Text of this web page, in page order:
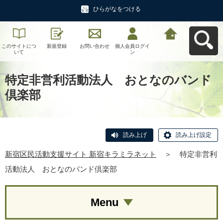
ひらがなをつける
このサイトにつ
いて
新規登録 お問い合わせ
個人会員ログイ
ン
特定非営利活動法人 おとなのバンド
倶楽部
読み上げ 読み上げ設定
新宿区民活動支援サイト 新宿キラミラネット ＞
特定非営利
活動法人 おとなのバンド倶楽部
Menu